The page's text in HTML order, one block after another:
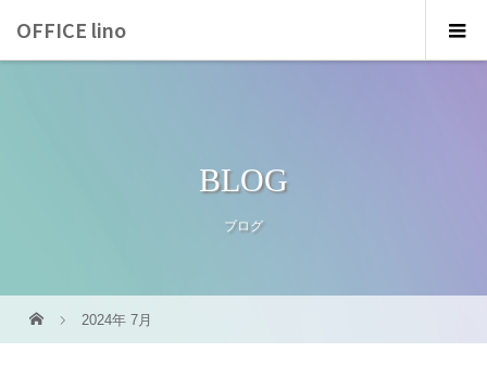
OFFICE lino
BLOG
ブログ
2024年 7月